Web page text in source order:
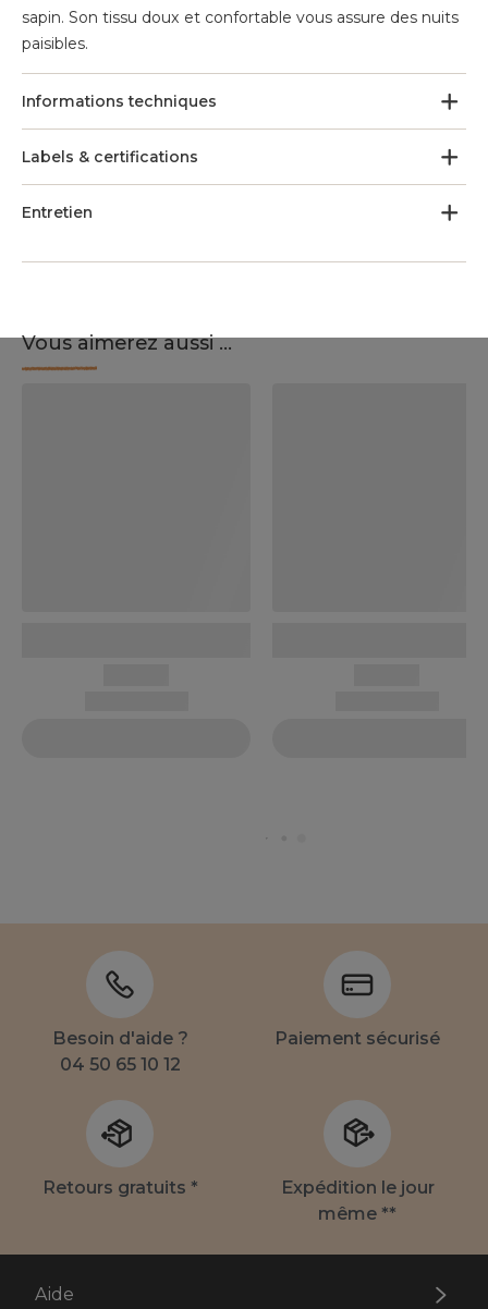
sapin. Son tissu doux et confortable vous assure des nuits
paisibles.
Informations techniques
Labels & certifications
Entretien
Vous aimerez aussi ...
Besoin d'aide ?
04 50 65 10 12
Paiement sécurisé
Retours gratuits *
Expédition le jour
même **
Aide